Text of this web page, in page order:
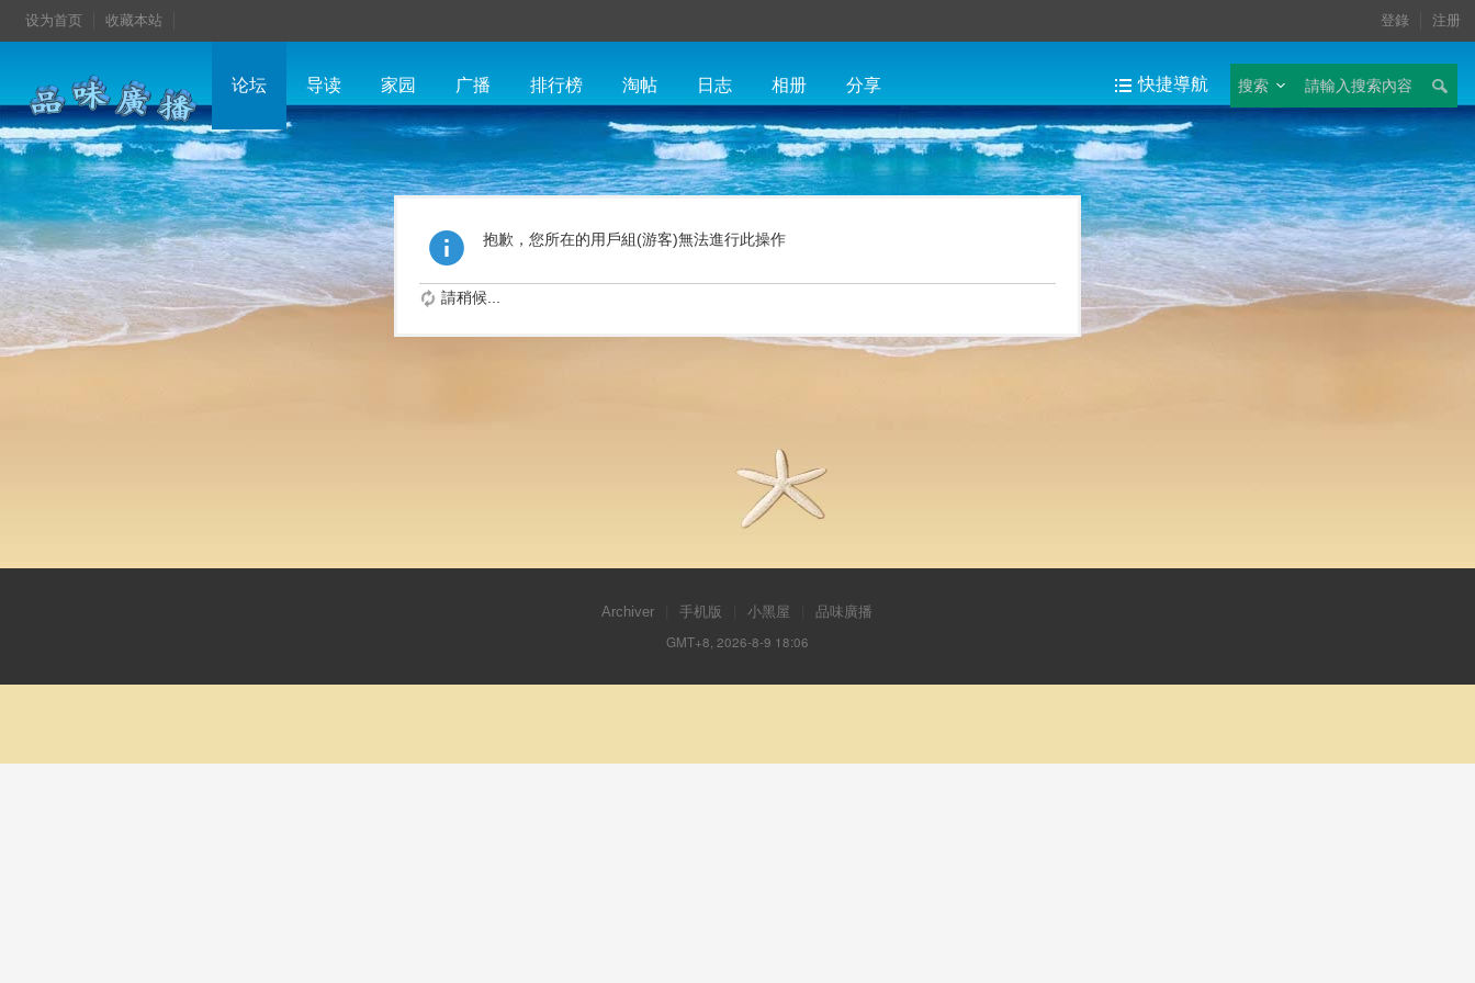
设为首页 收藏本站 登錄 注册
论坛 导读 家园 广播 排行榜 淘帖 日志 相册 分享 搜索
快捷導航
抱歉，您所在的用戶組(游客)無法進行此操作
請稍候...
Archiver 手机版 小黑屋 品味廣播
GMT+8, 2026-8-9 18:06